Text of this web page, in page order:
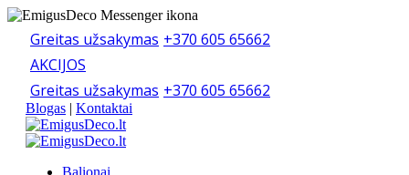
Greitas užsakymas +370 605 65662
AKCIJOS
Greitas užsakymas +370 605 65662
Blogas | Kontaktai
Balionai